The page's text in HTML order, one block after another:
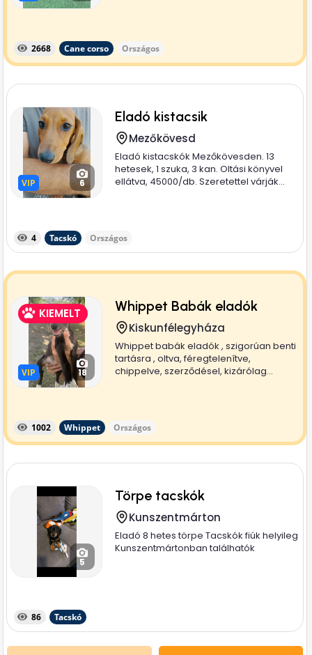
2668 Cane corso Országos
VIP
VIP 6
Eladó kistacsik
Mezőkövesd
Eladó kistacskók Mezőkövesden. 13
hetesek, 1 szuka, 3 kan. Oltási könyvel
ellátva, 45000/db. Szeretettel várják...
4 Tacskó Országos
KIEMELT
VIP
VIP 18
Whippet Babák eladók
Kiskunfélegyháza
Whippet babák eladók , szigorúan benti
tartásra , oltva, féregtelenítve,
chippelve, szerződésel, kizárólag...
1002 Whippet Országos
5
Törpe tacskók
Kunszentmárton
Eladó 8 hetes törpe Tacskók fiúk helyileg
Kunszentmártonban találhatók
86 Tacskó